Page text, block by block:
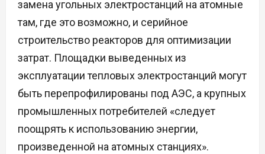
замена угольных электростанций на атомные
там, где это возможно, и серийное
строительство реакторов для оптимизации
затрат. Площадки выведенных из
эксплуатации тепловых электростанций могут
быть перепрофилированы под АЭС, а крупных
промышленных потребителей «следует
поощрять к использованию энергии,
произведенной на атомных станциях».